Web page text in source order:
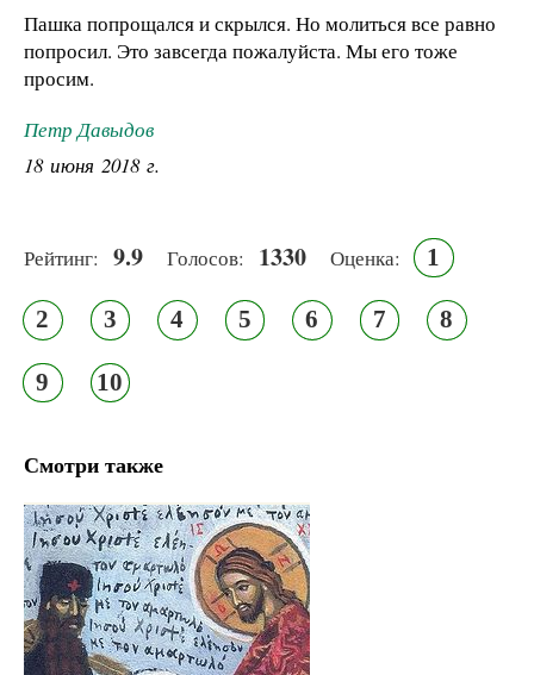
Пашка попрощался и скрылся. Но молиться все равно
попросил. Это завсегда пожалуйста. Мы его тоже
просим.
Петр Давыдов
18 июня 2018 г.
Рейтинг: 9.9 Голосов: 1330 Оценка: 1
2 3 4 5 6 7 8
9 10
Смотри также